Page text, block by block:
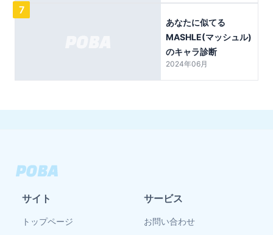
7
あなたに似てる
MASHLE(マッシュル)
のキャラ診断
2024年06月
サイト
トップページ
サービス
お問い合わせ